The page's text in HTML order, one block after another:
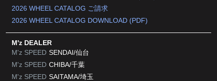
2026 WHEEL CATALOG ご請求
2026 WHEEL CATALOG DOWNLOAD (PDF)
M'z DEALER
M'z SPEED SENDAI/仙台
M'z SPEED CHIBA/千葉
M'z SPEED SAITAMA/埼玉